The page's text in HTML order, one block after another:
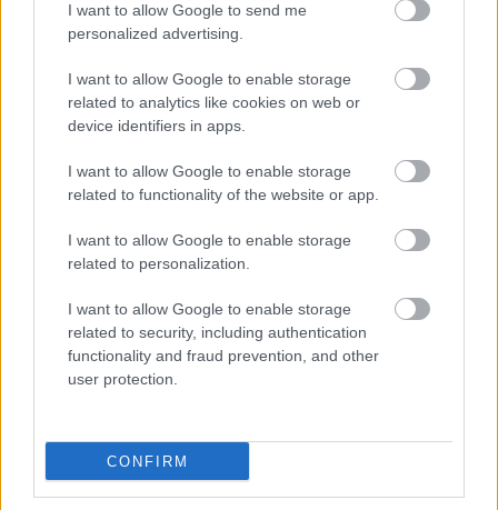
I want to allow Google to send me
personalized advertising.
I want to allow Google to enable storage
related to analytics like cookies on web or
device identifiers in apps.
I want to allow Google to enable storage
related to functionality of the website or app.
I want to allow Google to enable storage
related to personalization.
I want to allow Google to enable storage
related to security, including authentication
functionality and fraud prevention, and other
user protection.
CONFIRM
Penaltis:Muriqi; Darder.
Jugadas de estrategia:Darder, Dani Rodríguez.
Osasuna
Rubén García ; José Arnaiz.
: Rubén García; Moi Gómez, José
Rayo Vallecano
Faltas directas: Embarba, Isi.